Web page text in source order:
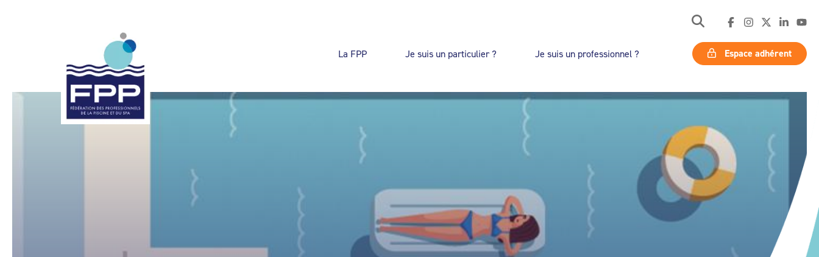
La FPP Je suis un particulier ? Je suis un professionnel ? Espace adhérent